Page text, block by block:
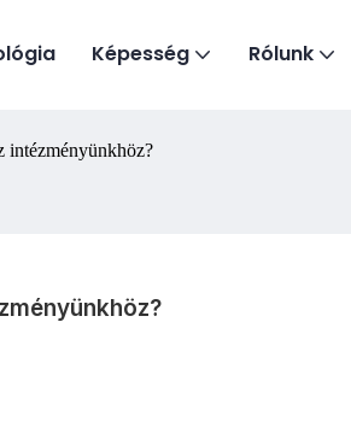
Képesség Rólunk
intézményünkhöz?